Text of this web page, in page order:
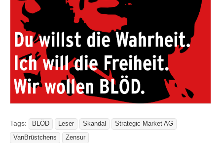
Tags: BLÖD Leser Skandal
Strategic Market AG
VanBrüstchens
Zensur